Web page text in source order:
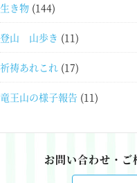
生き物 (144)
登山 山歩き (11)
祈祷あれこれ (17)
竜王山の様子報告 (11)
お問い合わせ・ご